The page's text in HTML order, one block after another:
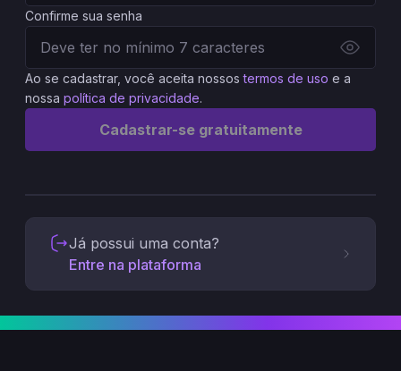
Confirme sua senha
Ao se cadastrar, você aceita nossos termos de uso e a
nossa política de privacidade.
Cadastrar-se gratuitamente
Já possui uma conta?
Entre na plataforma